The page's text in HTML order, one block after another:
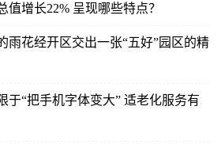
值增长22% 呈现哪些特点？
雨花经开区交出一张“五好”园区的精
于“把手机字体变大” 适老化服务有